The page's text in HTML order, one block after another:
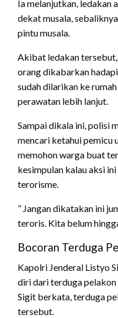
Ia melanjutkan, ledakan
dekat musala,
pintu musala.
Akibat ledakan
orang dikabarkan
sudah dilarikan ke
perawatan lebih lanjut.
Sampai dikala ini, polisi
mencari ketahui pemicu
memohon warga buat
kesimpulan kalau aksi
terorisme.
” Jangan dikatakan ini
teroris. Kita belum
Bocoran Terduga
Kapolri Jenderal Listyo
diri dari terduga
Sigit berkata, terduga
tersebut.